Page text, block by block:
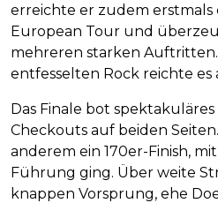
erreichte er zudem erstmals
European Tour und
mehreren starken
entfesselten Rock reichte es
Das Finale bot
Checkouts auf beiden
anderem ein 170er-Finish,
Führung ging. Über weite
knappen Vorsprung, ehe